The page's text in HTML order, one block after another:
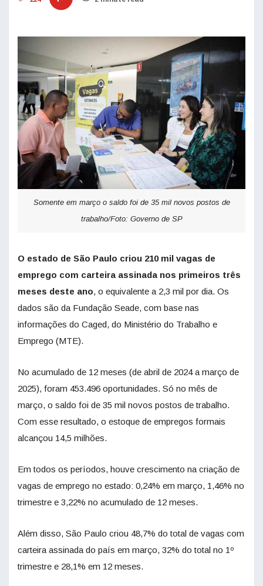
Somente em março o saldo foi de 35 mil novos postos de
trabalho/Foto: Governo de SP
O estado de São Paulo criou 210 mil vagas de
emprego com carteira assinada nos primeiros três
meses deste ano, o equivalente a 2,3 mil por dia. Os
dados são da Fundação Seade, com base nas
informações do Caged, do Ministério do Trabalho e
Emprego (MTE).
No acumulado de 12 meses (de abril de 2024 a março de
2025), foram 453.496 oportunidades. Só no mês de
março, o saldo foi de 35 mil novos postos de trabalho.
Com esse resultado, o estoque de empregos formais
alcançou 14,5 milhões.
Em todos os períodos, houve crescimento na criação de
vagas de emprego no estado: 0,24% em março, 1,46% no
trimestre e 3,22% no acumulado de 12 meses.
Além disso, São Paulo criou 48,7% do total de vagas com
carteira assinada do país em março, 32% do total no 1º
trimestre e 28,1% em 12 meses.